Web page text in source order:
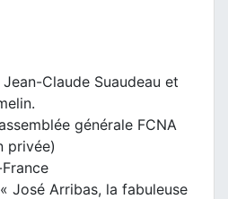
Claude Suaudeau et
générale FCNA
privée)
José Arribas, la fabuleuse